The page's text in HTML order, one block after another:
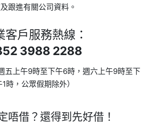
跟進有關公司資料。
客戶服務熱線：
3988 2288
五上午9時至下午6時，週六上午9時至下
1時，公眾假期除外）
唔借？還得到先好借！